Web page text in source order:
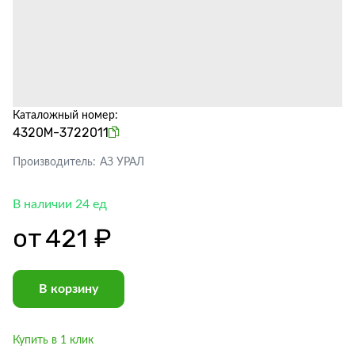
Каталожный номер:
4320М-3722011
Производитель: АЗ УРАЛ
В наличии 24 ед
от421 ₽
В корзину
Купить в 1 клик